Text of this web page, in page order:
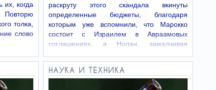
их, когда
Повторю
толка,
слово
раскруту этого скандала вкинуты
определенные бюджеты, благодаря
которым уже вспомнили, что Марокко
состоит с Израилем в Авраамовых
соглашениях, а Нолан, замалчивая
НАУКА И ТЕХНИКА